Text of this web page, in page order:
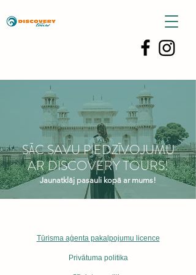
SĀC SAVU PIEDZĪVOJUMU
AR DISCOVERY TOURS!
Jaunatklāj pasauli kopā ar mums!
Tūrisma aģenta pakalpojumu licence
Privātuma politika